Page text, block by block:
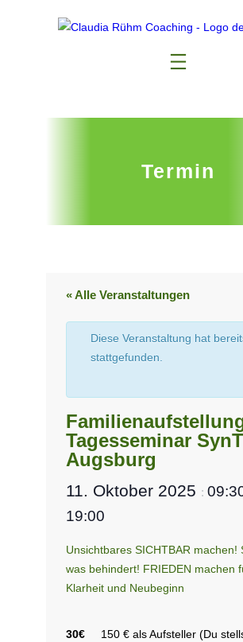
Termin
« Alle Veranstaltungen
Diese Veranstaltung hat
stattgefunden.
Tagesseminar
Augsburg
11. Oktober 2025 :
19:00
Unsichtbares SICHTBAR machen!
was behindert! FRIEDEN machen
Klarheit und Neubeginn
30€
150 € als Aufsteller (Du